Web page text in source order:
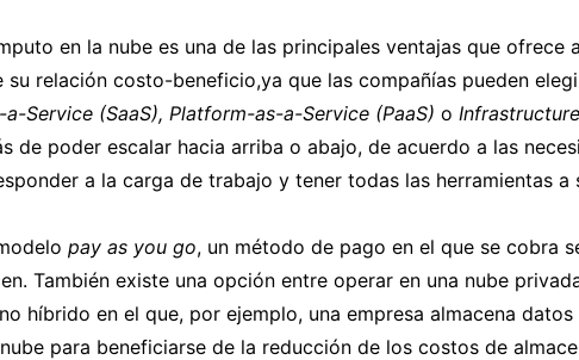
en la nube es una de las principales ventajas que ofrece
su relación costo-beneficio,ya que las compañías pueden
Service (SaaS), Platform-as-a-Service (PaaS) o
de poder escalar hacia arriba o abajo, de acuerdo a las
a la carga de trabajo y tener todas las herramientas a
pay as you go, un método de pago en el que se cobra
También existe una opción entre operar en una nube
híbrido en el que, por ejemplo, una empresa almacena datos
para beneficiarse de la reducción de los costos de